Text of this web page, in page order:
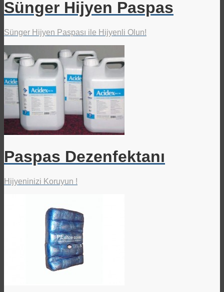
Sünger Hijyen Paspas
Sünger Hijyen Paspası ile Hijyenli Olun!
Paspas Dezenfektanı
Hijyeninizi Koruyun !